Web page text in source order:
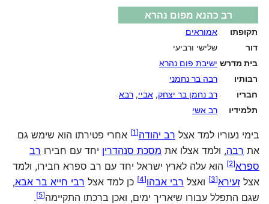
רב כהנא מפום נהרא
תקופתו
אמוראים
דור
שלישי ורביעי
בית מדרש ישיבת פום נהרא
רבותיו
רבה בר נחמני
חבריו
רב נחמן בר יצחק, אביי, רבא
תלמידיו
רב אשי
בימי נעוריו למד אצל רב יהודה[
1
] אחרי פטירתו הוא שימש גם
את רבה, ולמד אצלו את מסכת סנהדרין יחד עם חבירו רב
ספרא[
2
] הוא עלה לארץ ישראל יחד עם רב ספרא חבירו, ולמד
אצל זעירא[
3
] ואצל רבי אבהו[
4
] כן למד אצל רבי חייא בר אבא,
שגם התפלל עבורו שיאריך ימים, ואכן ברכתו התקיימה‏[
5
]
.